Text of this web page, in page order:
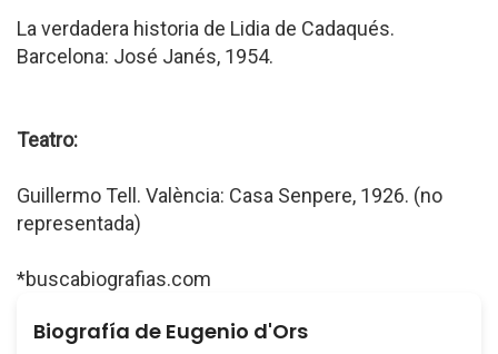
La verdadera historia de Lidia de Cadaqués.
Barcelona: José Janés, 1954.
Teatro:
Guillermo Tell. València: Casa Senpere, 1926. (no
representada)
*buscabiografias.com
Biografía de Eugenio d'Ors